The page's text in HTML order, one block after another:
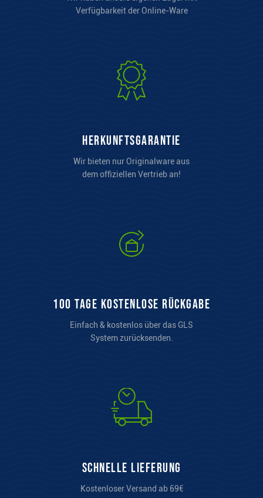
Verfügbarkeit der Online-Ware
Herkunftsgarantie
Wir bieten nur Originalware aus
dem offiziellen Vertrieb an!
100 Tage kostenlose Rückgabe
Einfach & kostenlos über das GLS
System zurücksenden.
Schnelle Lieferung
Kostenloser Versand ab 69€